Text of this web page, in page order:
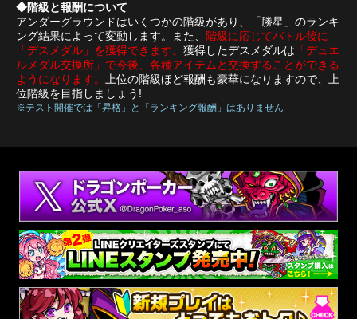
◆階級と報酬について
アンダーグラウンドはいくつかの階級があり、「勝星」のランキ
ング結果によって変動します。また、 階級に応じてバトル後に
「デスメダル」を獲得できます。 獲得したデスメダルは 「デュエ
ルメダル交換所」で今後、各種アイテムと交換することができる
ようになります。
上位の階級ほど報酬も豪華になりますので、上
位階級を目指しましょう!
※テスト開催では「昇格」と「ランキング報酬」はありません